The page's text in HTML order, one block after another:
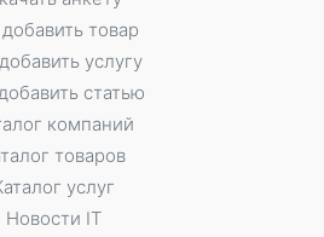
товар
услугу
статью
компаний
товаров
услуг
Новости IT